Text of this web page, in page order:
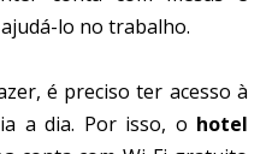
lo no trabalho.
é preciso ter acesso à
a dia. Por isso, o hotel